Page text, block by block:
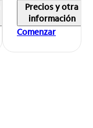
Precios y otra
información
Comenzar